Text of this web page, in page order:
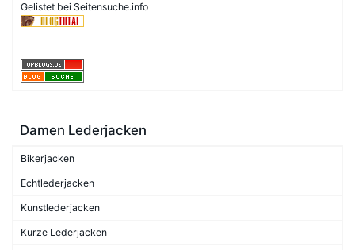
Gelistet bei Seitensuche.info
Damen Lederjacken
Bikerjacken
Echtlederjacken
Kunstlederjacken
Kurze Lederjacken